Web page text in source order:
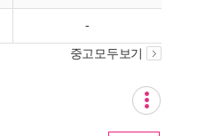
-
중고모두보기